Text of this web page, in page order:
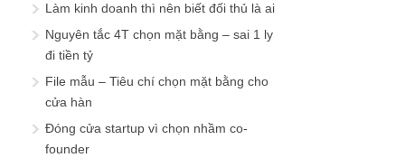
Làm kinh doanh thì nên biết đối thủ là ai
Nguyên tắc 4T chọn mặt bằng – sai 1 ly
đi tiền tỷ
File mẫu – Tiêu chí chọn mặt bằng cho
cửa hàn
Đóng cửa startup vì chọn nhầm co-
founder